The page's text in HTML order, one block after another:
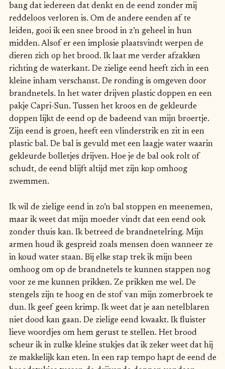
bang dat iedereen dat denkt en de eend zonder mij
reddeloos verloren is. Om de andere eenden af te
leiden, gooi ik een snee brood in z’n geheel in hun
midden. Alsof er een implosie plaatsvindt werpen de
dieren zich op het brood. Ik laat me verder afzakken
richting de waterkant. De zielige eend heeft zich in een
kleine inham verschanst. De ronding is omgeven door
brandnetels. In het water drijven plastic doppen en een
pakje Capri-Sun. Tussen het kroos en de gekleurde
doppen lijkt de eend op de badeend van mijn broertje.
Zijn eend is groen, heeft een vlinderstrik en zit in een
plastic bal. De bal is gevuld met een laagje water waarin
gekleurde bolletjes drijven. Hoe je de bal ook rolt of
schudt, de eend blijft altijd met zijn kop omhoog
zwemmen.
Ik wil de zielige eend in zo’n bal stoppen en meenemen,
maar ik weet dat mijn moeder vindt dat een eend ook
zonder thuis kan. Ik betreed de brandnetelring. Mijn
armen houd ik gespreid zoals mensen doen wanneer ze
in koud water staan. Bij elke stap trek ik mijn been
omhoog om op de brandnetels te kunnen stappen nog
voor ze me kunnen prikken. Ze prikken me wel. De
stengels zijn te hoog en de stof van mijn zomerbroek te
dun. Ik geef geen krimp. Ik weet dat je aan netelblaren
niet dood kan gaan. De zielige eend kwaakt. Ik fluister
lieve woordjes om hem gerust te stellen. Het brood
scheur ik in zulke kleine stukjes dat ik zeker weet dat hij
ze makkelijk kan eten. In een rap tempo hapt de eend de